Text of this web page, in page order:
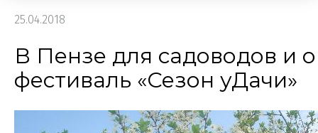
25.04.2018
В Пензе для садоводов и
фестиваль «Сезон уДачи»